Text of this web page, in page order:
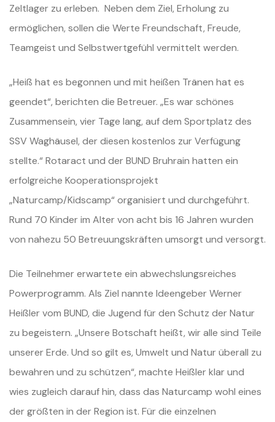
Zeltlager zu erleben. Neben dem Ziel, Erholung zu
ermöglichen, sollen die Werte Freundschaft, Freude,
Teamgeist und Selbstwertgefühl vermittelt werden.
„Heiß hat es begonnen und mit heißen Tränen hat es
geendet“, berichten die Betreuer. „Es war schönes
Zusammensein, vier Tage lang, auf dem Sportplatz des
SSV Waghäusel, der diesen kostenlos zur Verfügung
stellte.“ Rotaract und der BUND Bruhrain hatten ein
erfolgreiche Kooperationsprojekt
„Naturcamp/Kidscamp“ organisiert und durchgeführt.
Rund 70 Kinder im Alter von acht bis 16 Jahren wurden
von nahezu 50 Betreuungskräften umsorgt und versorgt.
Die Teilnehmer erwartete ein abwechslungsreiches
Powerprogramm. Als Ziel nannte Ideengeber Werner
Heißler vom BUND, die Jugend für den Schutz der Natur
zu begeistern. „Unsere Botschaft heißt, wir alle sind Teile
unserer Erde. Und so gilt es, Umwelt und Natur überall zu
bewahren und zu schützen“, machte Heißler klar und
wies zugleich darauf hin, dass das Naturcamp wohl eines
der größten in der Region ist. Für die einzelnen